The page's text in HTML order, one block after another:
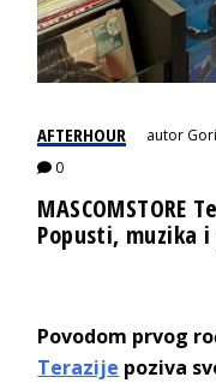
AFTERHOUR autor
0
Popusti, muzika
Povodom prvog
Terazije poziva